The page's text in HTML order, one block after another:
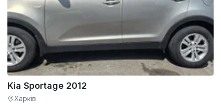
Kia Sportage 2012
Харків